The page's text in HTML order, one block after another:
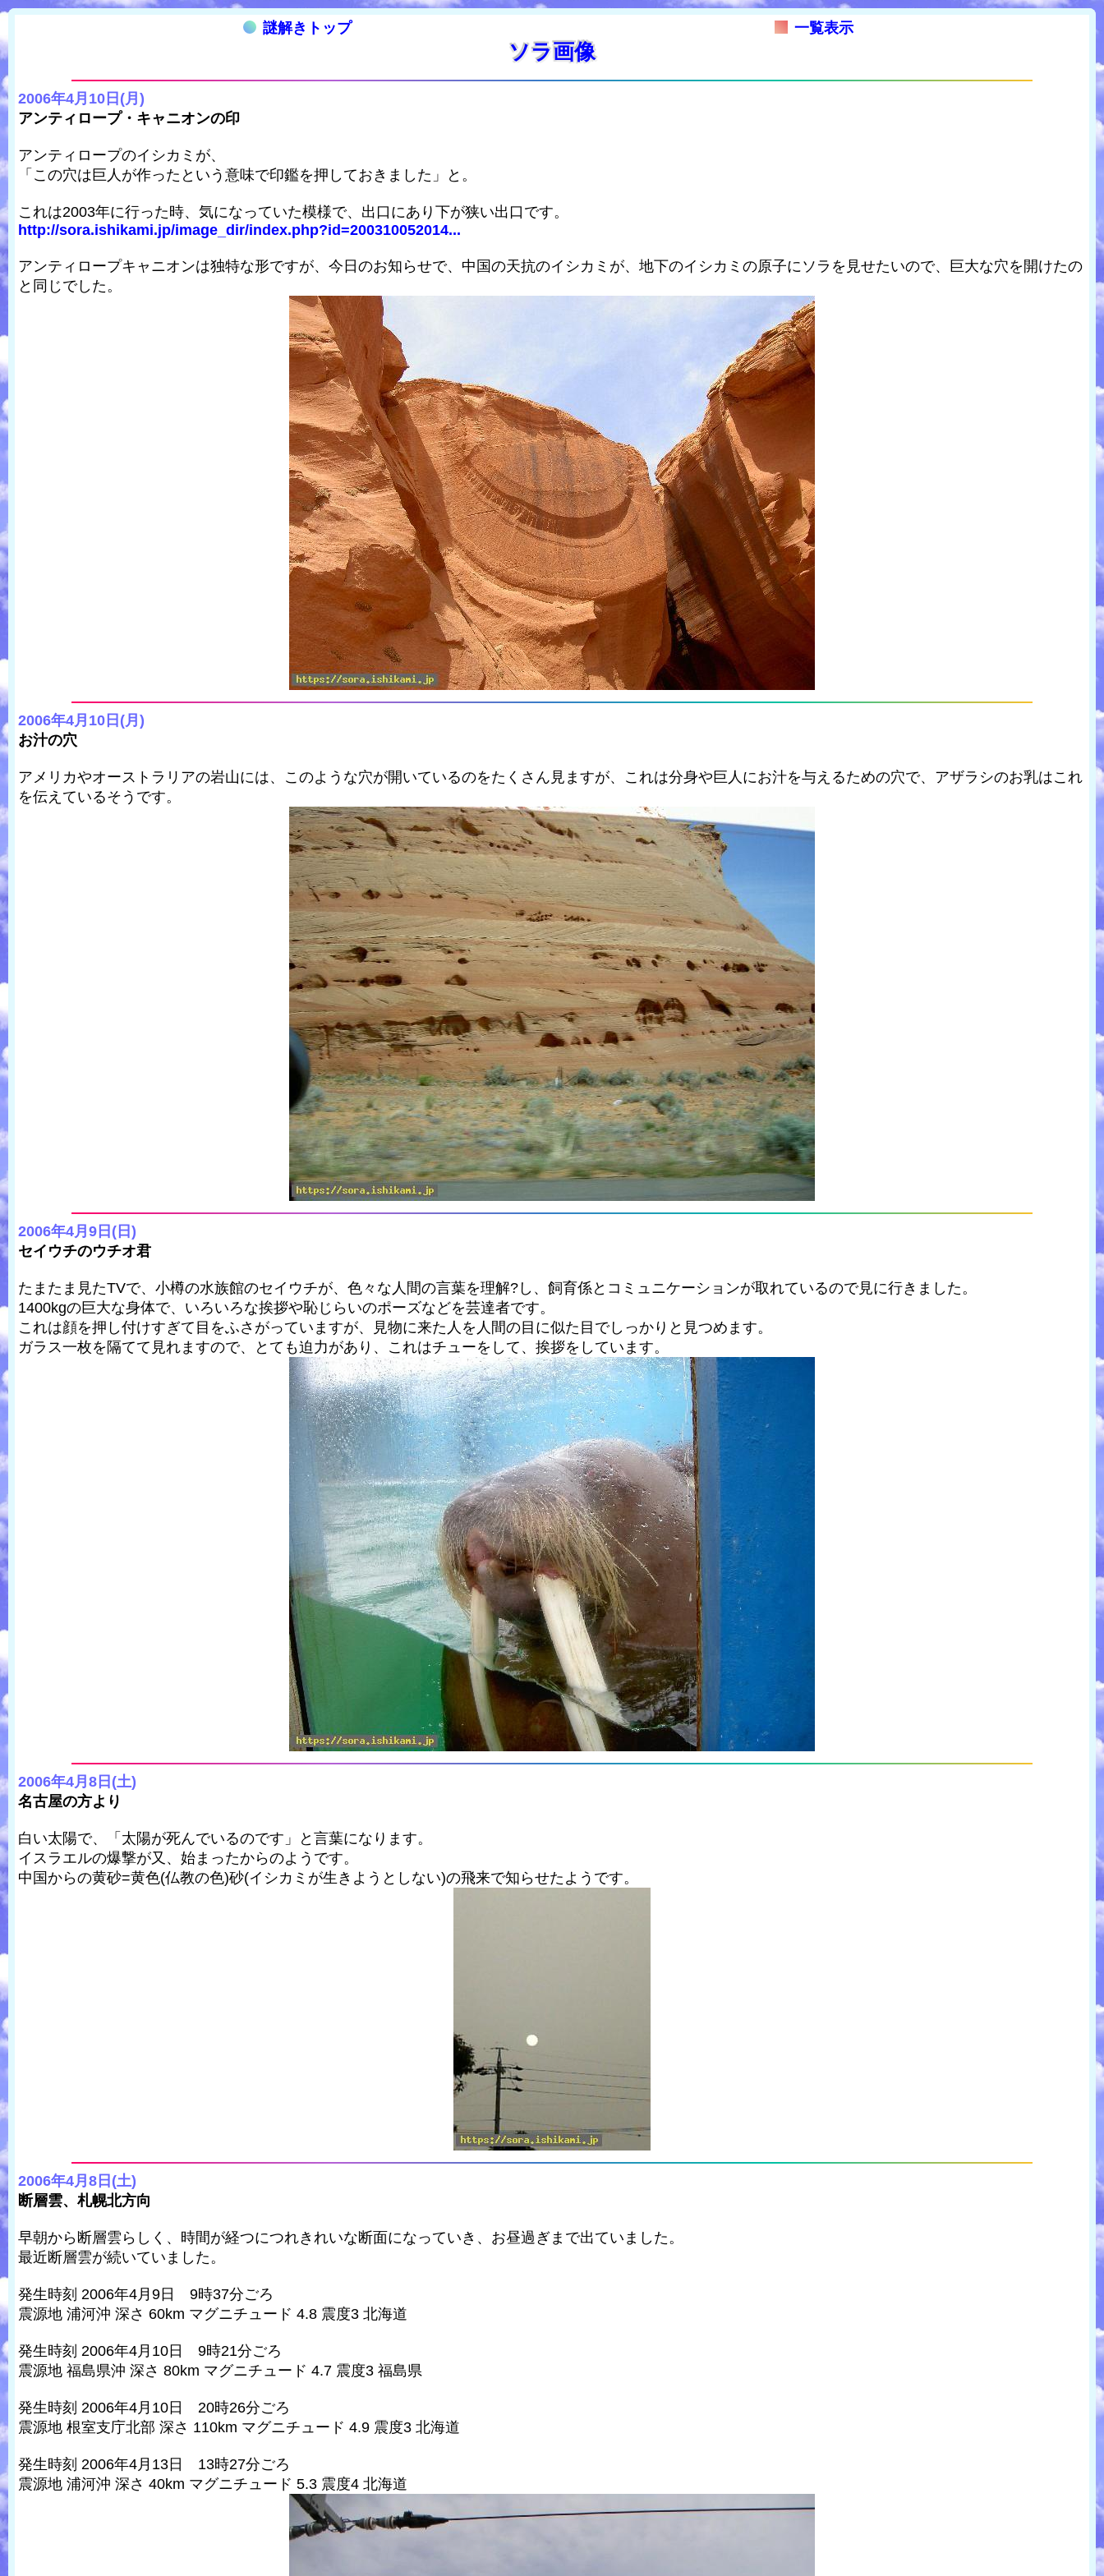
謎解きトップ 一覧表示
ソラ画像
2006年4月10日(月)
アンティロープ・キャニオンの印
アンティロープのイシカミが、
「この穴は巨人が作ったという意味で印鑑を押しておきました」と。
これは2003年に行った時、気になっていた模様で、出口にあり下が狭い出口です。
http://sora.ishikami.jp/image_dir/index.php?id=200310052014...
アンティロープキャニオンは独特な形ですが、今日のお知らせで、中国の天抗のイシカミが、地下のイシカミの原子にソラを見せたいので、巨大な穴を開けたの
と同じでした。
2006年4月10日(月)
お汁の穴
アメリカやオーストラリアの岩山には、このような穴が開いているのをたくさん見ますが、これは分身や巨人にお汁を与えるための穴で、アザラシのお乳はこれ
を伝えているそうです。
2006年4月9日(日)
セイウチのウチオ君
たまたま見たTVで、小樽の水族館のセイウチが、色々な人間の言葉を理解?し、飼育係とコミュニケーションが取れているので見に行きました。
1400kgの巨大な身体で、いろいろな挨拶や恥じらいのポーズなどを芸達者です。
これは顔を押し付けすぎて目をふさがっていますが、見物に来た人を人間の目に似た目でしっかりと見つめます。
ガラス一枚を隔てて見れますので、とても迫力があり、これはチューをして、挨拶をしています。
2006年4月8日(土)
名古屋の方より
白い太陽で、「太陽が死んでいるのです」と言葉になります。
イスラエルの爆撃が又、始まったからのようです。
中国からの黄砂=黄色(仏教の色)砂(イシカミが生きようとしない)の飛来で知らせたようです。
2006年4月8日(土)
断層雲、札幌北方向
早朝から断層雲らしく、時間が経つにつれきれいな断面になっていき、お昼過ぎまで出ていました。
最近断層雲が続いていました。
発生時刻 2006年4月9日 9時37分ごろ
震源地 浦河沖 深さ 60km マグニチュード 4.8 震度3 北海道
発生時刻 2006年4月10日 9時21分ごろ
震源地 福島県沖 深さ 80km マグニチュード 4.7 震度3 福島県
発生時刻 2006年4月10日 20時26分ごろ
震源地 根室支庁北部 深さ 110km マグニチュード 4.9 震度3 北海道
発生時刻 2006年4月13日 13時27分ごろ
震源地 浦河沖 深さ 40km マグニチュード 5.3 震度4 北海道